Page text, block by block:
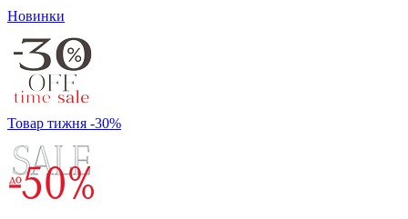
Новинки
Товар тижня -30%